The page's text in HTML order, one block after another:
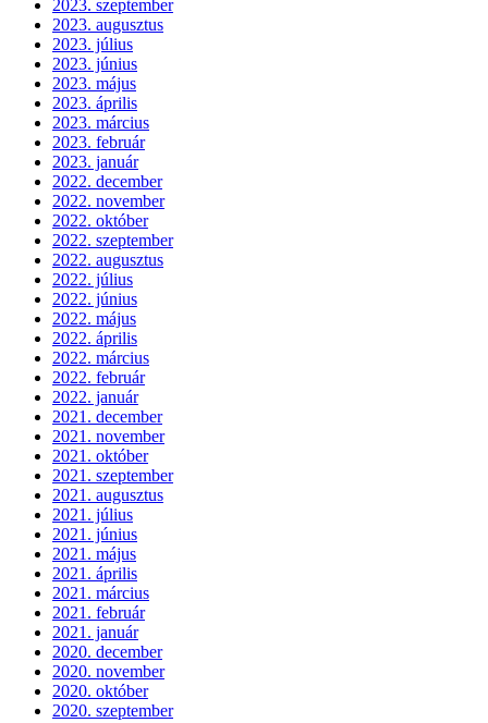
2023. szeptember
2023. augusztus
2023. július
2023. június
2023. május
2023. április
2023. március
2023. február
2023. január
2022. december
2022. november
2022. október
2022. szeptember
2022. augusztus
2022. július
2022. június
2022. május
2022. április
2022. március
2022. február
2022. január
2021. december
2021. november
2021. október
2021. szeptember
2021. augusztus
2021. július
2021. június
2021. május
2021. április
2021. március
2021. február
2021. január
2020. december
2020. november
2020. október
2020. szeptember